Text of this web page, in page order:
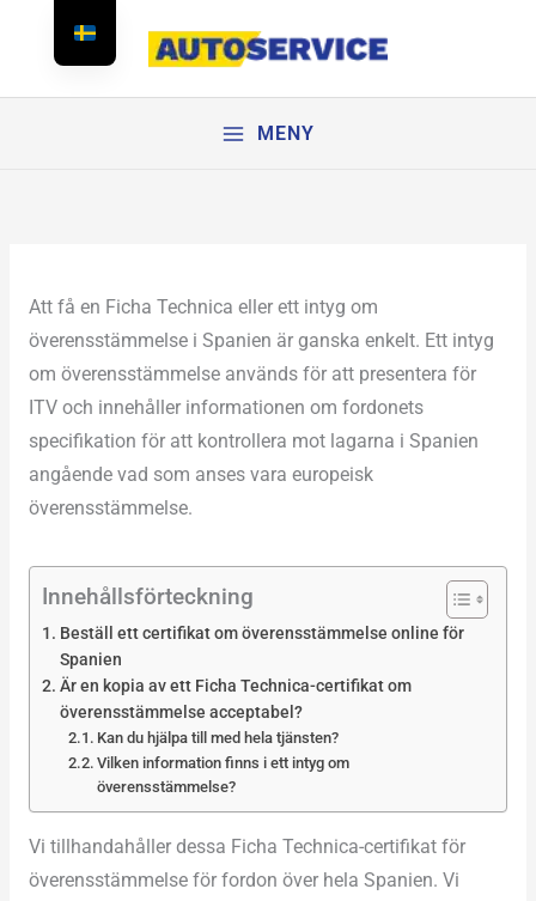
MENY
Att få en Ficha Technica eller ett intyg om
överensstämmelse i Spanien är ganska enkelt. Ett intyg
om överensstämmelse används för att presentera för
ITV och innehåller informationen om fordonets
specifikation för att kontrollera mot lagarna i Spanien
angående vad som anses vara europeisk
överensstämmelse.
Innehållsförteckning
Beställ ett certifikat om överensstämmelse online för
Spanien
Är en kopia av ett Ficha Technica-certifikat om
överensstämmelse acceptabel?
Kan du hjälpa till med hela tjänsten?
Vilken information finns i ett intyg om
överensstämmelse?
Vi tillhandahåller dessa Ficha Technica-certifikat för
överensstämmelse för fordon över hela Spanien. Vi